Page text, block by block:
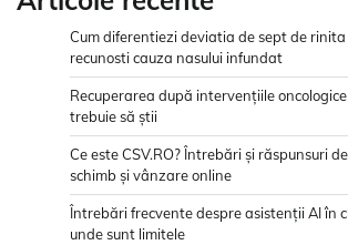
Cum diferentiezi deviatia de sept de rinita
recunosti cauza nasului infundat
Recuperarea după intervențiile
trebuie să știi
Ce este CSV.RO? Întrebări și răspunsuri
schimb și vânzare online
Întrebări frecvente despre asistenții AI în
unde sunt limitele